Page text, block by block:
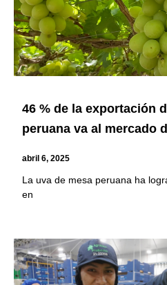
46 % de la exportación
peruana va al mercado
abril 6, 2025
La uva de mesa peruana ha
en